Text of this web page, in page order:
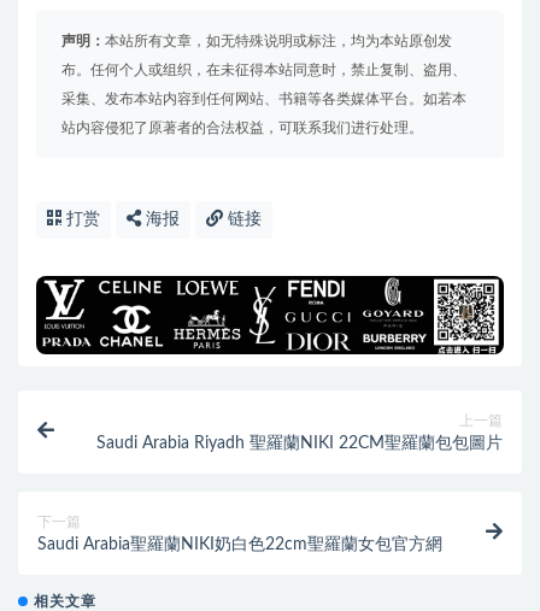
声明： 本站所有文章，如无特殊说明或标注，均为本站原创发
布。任何个人或组织，在未征得本站同意时，禁止复制、盗用、
采集、发布本站内容到任何网站、书籍等各类媒体平台。如若本
站内容侵犯了原著者的合法权益，可联系我们进行处理。
打赏 海报 链接
上一篇
Saudi Arabia Riyadh 聖羅蘭NIKI 22CM聖羅蘭包包圖片
下一篇
Saudi Arabia聖羅蘭NIKI奶白色22cm聖羅蘭女包官方網
相关文章